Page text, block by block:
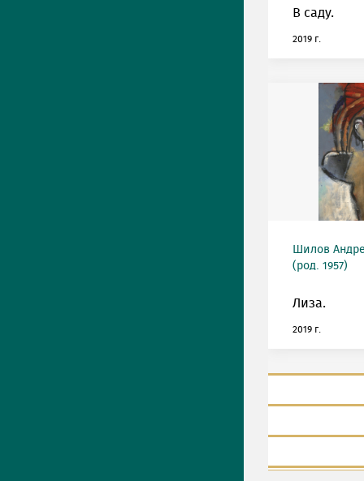
В саду.
2019 г.
Шилов
(род. 1957)
Лиза.
2019 г.